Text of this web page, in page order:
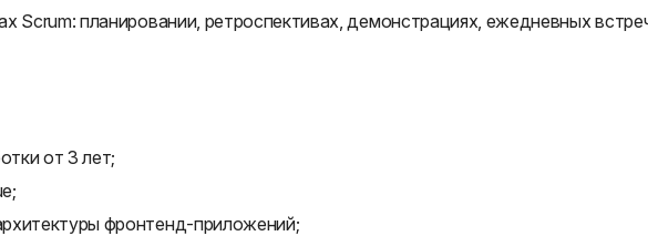
Scrum: планировании, ретроспективах, демонстрациях, ежедневных
от 3 лет;
фронтенд-приложений;